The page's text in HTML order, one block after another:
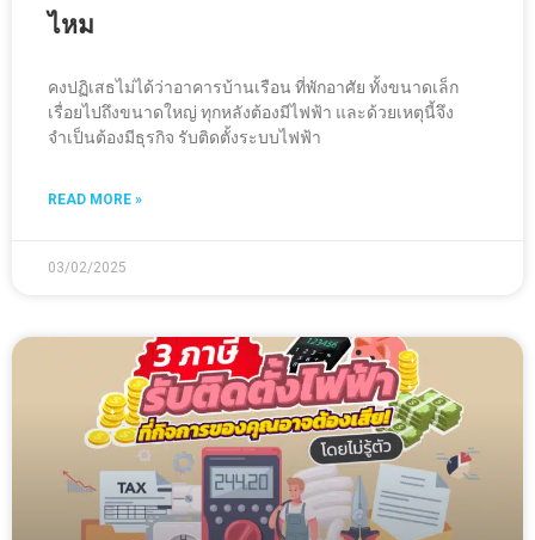
ไหม
คงปฏิเสธไม่ได้ว่าอาคารบ้านเรือน ที่พักอาศัย ทั้งขนาดเล็ก
เรื่อยไปถึงขนาดใหญ่ ทุกหลังต้องมีไฟฟ้า และด้วยเหตุนี้จึง
จำเป็นต้องมีธุรกิจ รับติดตั้งระบบไฟฟ้า
READ MORE »
03/02/2025